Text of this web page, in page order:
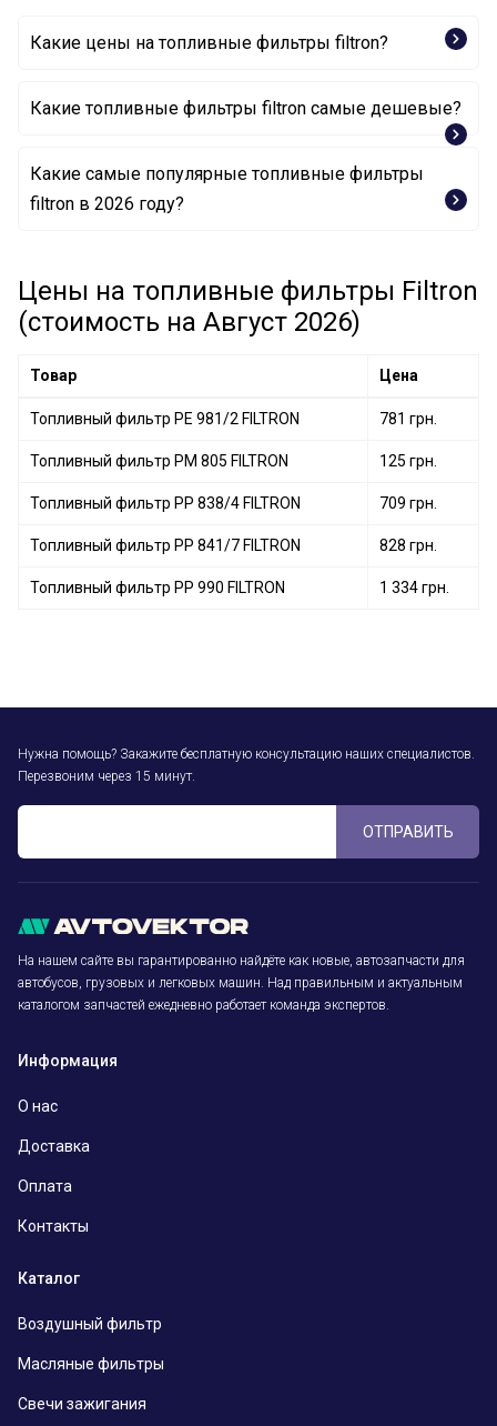
Какие цены на топливные фильтры filtron?
Какие топливные фильтры filtron самые дешевые?
Топливный фильтр PM 805 FILTRON
Топливный фильтр PP 884 FILTRON
Какие самые популярные топливные фильтры
filtron в 2026 году?
Цены на топливные фильтры Filtron
(стоимость на Август 2026)
Товар Цена
Топливный фильтр PE 981/2 FILTRON 781 грн.
Топливный фильтр PM 805 FILTRON 125 грн.
Топливный фильтр PP 838/4 FILTRON 709 грн.
Топливный фильтр PP 841/7 FILTRON 828 грн.
Топливный фильтр PP 990 FILTRON 1 334 грн.
Нужна помощь? Закажите бесплатную консультацию наших специалистов.
Перезвоним через 15 минут.
ОТПРАВИТЬ
На нашем сайте вы гарантированно найдёте как новые, автозапчасти для
автобусов, грузовых и легковых машин. Над правильным и актуальным
каталогом запчастей ежедневно работает команда экспертов.
Информация
О нас
Доставка
Оплата
Контакты
Каталог
Воздушный фильтр
Масляные фильтры
Свечи зажигания